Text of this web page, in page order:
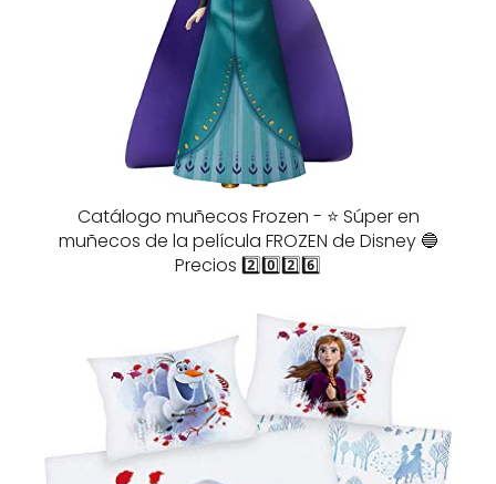
Catálogo muñecos Frozen - ⭐️ Súper en
muñecos de la película FROZEN de Disney 🔵
Precios 2️⃣0️⃣2️⃣6️⃣